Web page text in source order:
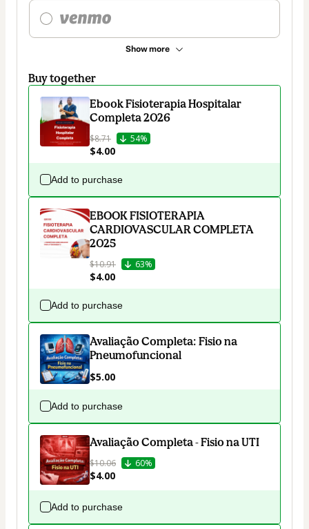
Show more
Buy together
Ebook Fisioterapia Hospitalar
Completa 2026
$8.71 54%
$4.00
Add to purchase
EBOOK FISIOTERAPIA
CARDIOVASCULAR COMPLETA
2025
$10.91 63%
$4.00
Add to purchase
Avaliação Completa: Fisio na
Pneumofuncional
$5.00
Add to purchase
Avaliação Completa - Fisio na UTI
$10.06 60%
$4.00
Add to purchase